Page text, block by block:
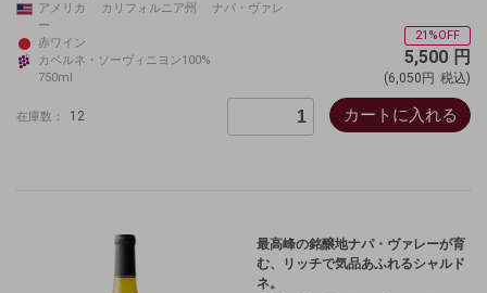
アメリカ カリフォルニア州 ナパ・ヴァレ
ー
赤ワイン
カベルネ・ソーヴィニヨン100%
750ml
21%OFF
5,500 円
(6,050円 税込)
在庫数： 12 カートに入れる
最高峰の銘醸地ナパ・ヴァレーが育
む、リッチで気品あふれるシャルド
ネ。